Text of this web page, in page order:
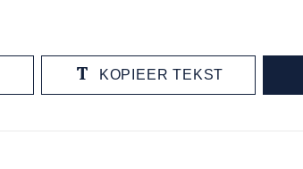
KOPIEER TEKST